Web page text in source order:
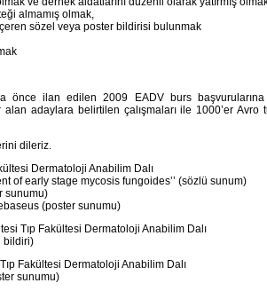
almamış olmak,
sözel veya poster bildirisi bulunmak
önce ilan edilen 2009 EADV burs başvurularına
adaylara belirtilen çalışmaları ile 1000’er Avro
dileriz.
Dermatoloji Anabilim Dalı
of early stage mycosis fungoides’’ (sözlü sunum)
sunumu)
(poster sunumu)
Tıp Fakültesi Dermatoloji Anabilim Dalı
bildiri)
Fakültesi Dermatoloji Anabilim Dalı
sunumu)